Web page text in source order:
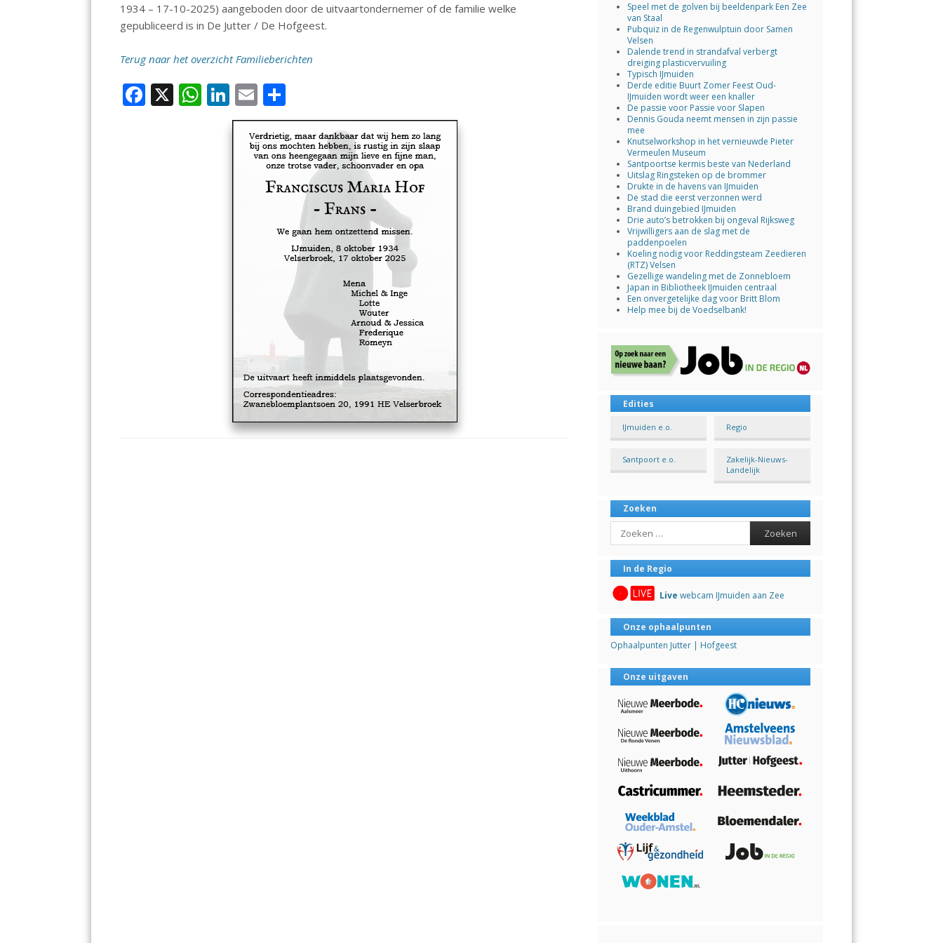
1934 – 17-10-2025) aangeboden door de uitvaartondernemer of de familie welke
gepubliceerd is in De Jutter / De Hofgeest.
Terug naar het overzicht Familieberichten
F
ac
X W
h
Li
n
E
m
ai
l
el
e
n
Speel met de golven bij beeldenpark Een Zee
van Staal
Pubquiz in de Regenwulptuin door Samen
Velsen
Dalende trend in strandafval verbergt
dreiging plasticvervuiling
Typisch IJmuiden
Derde editie Buurt Zomer Feest Oud-
IJmuiden wordt weer een knaller
De passie voor Passie voor Slapen
Dennis Gouda neemt mensen in zijn passie
mee
Knutselworkshop in het vernieuwde Pieter
Vermeulen Museum
Santpoortse kermis beste van Nederland
Uitslag Ringsteken op de brommer
Drukte in de havens van IJmuiden
De stad die eerst verzonnen werd
Brand duingebied IJmuiden
Drie auto’s betrokken bij ongeval Rijksweg
Vrijwilligers aan de slag met de
paddenpoelen
Koeling nodig voor Reddingsteam Zeedieren
(RTZ) Velsen
Gezellige wandeling met de Zonnebloem
Japan in Bibliotheek IJmuiden centraal
Een onvergetelijke dag voor Britt Blom
Help mee bij de Voedselbank!
Edities
IJmuiden e.o. Regio
Santpoort e.o.
Zakelijk-Nieuws-
Landelijk
Zoeken
Search
In de Regio
Live webcam IJmuiden aan Zee
Onze ophaalpunten
Ophaalpunten Jutter | Hofgeest
Onze uitgaven